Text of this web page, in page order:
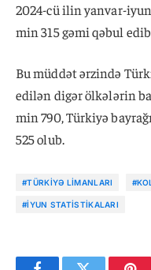
2024-cü ilin yanvar-
min 315 gəmi qəbul
Bu müddət ərzində
edilən digər ölkələrin
min 790, Türkiyə
525 olub.
#TÜRKIYƏ LIMANLARI
#IYUN STATISTIKALARI